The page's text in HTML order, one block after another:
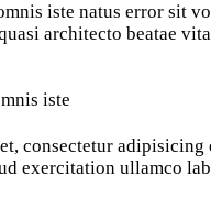
iste natus error sit
architecto beatae
iste
consectetur
exercitation ullamco